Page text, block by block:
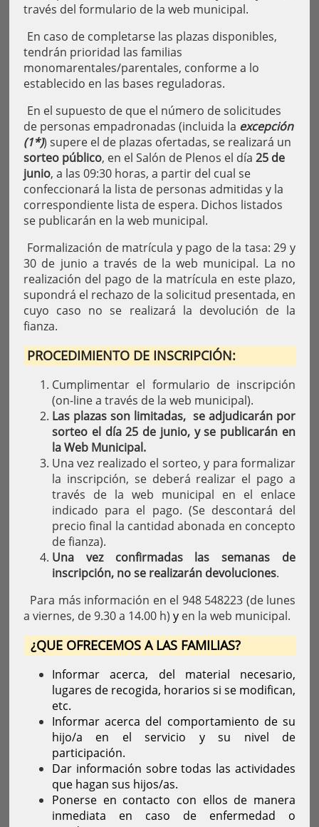
través del formulario de la web municipal.
En caso de completarse las plazas disponibles,
tendrán prioridad las familias
monomarentales/parentales, conforme a lo
establecido en las bases reguladoras.
En el supuesto de que el número de solicitudes
de personas empadronadas (incluida la excepción
(1*)) supere el de plazas ofertadas, se realizará un
sorteo público, en el Salón de Plenos el día 25 de
junio, a las 09:30 horas, a partir del cual se
confeccionará la lista de personas admitidas y la
correspondiente lista de espera. Dichos listados
se publicarán en la web municipal.
Formalización de matrícula y pago de la tasa: 29 y
30 de junio a través de la web municipal. La no
realización del pago de la matrícula en este plazo,
supondrá el rechazo de la solicitud presentada, en
cuyo caso no se realizará la devolución de la
fianza.
PROCEDIMIENTO DE INSCRIPCIÓN:
Cumplimentar el formulario de inscripción
(on-line a través de la web municipal).
Las plazas son limitadas, se adjudicarán por
sorteo el día 25 de junio, y se publicarán en
la Web Municipal.
Una vez realizado el sorteo, y para formalizar
la inscripción, se deberá realizar el pago a
través de la web municipal en el enlace
indicado para el pago. (Se descontará del
precio final la cantidad abonada en concepto
de fianza).
Una vez confirmadas las semanas de
inscripción, no se realizarán devoluciones.
Para más información en el 948 548223 (de lunes
a viernes, de 9.30 a 14.00 h) y en la web municipal.
¿QUE OFRECEMOS A LAS FAMILIAS?
Informar acerca, del material necesario,
lugares de recogida, horarios si se modifican,
etc.
Informar acerca del comportamiento de su
hijo/a en el servicio y su nivel de
participación.
Dar información sobre todas las actividades
que hagan sus hijos/as.
Ponerse en contacto con ellos de manera
inmediata en caso de enfermedad o